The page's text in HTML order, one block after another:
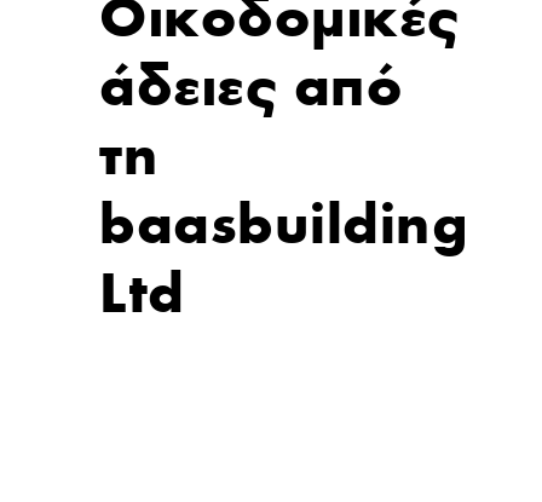
Οικοδομικές
άδειες από
τη
baasbuilding
Ltd